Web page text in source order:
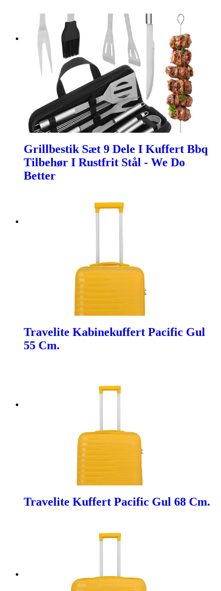
Grillbestik Sæt 9 Dele I Kuffert Bbq
Tilbehør I Rustfrit Stål - We Do
Better
Travelite Kabinekuffert Pacific Gul
55 Cm.
Travelite Kuffert Pacific Gul 68 Cm.